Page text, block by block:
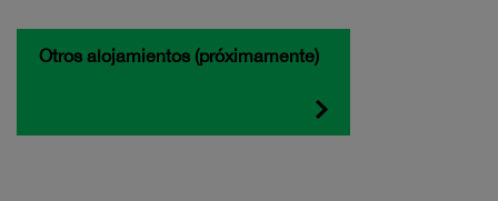
Otros alojamientos (próximamente)